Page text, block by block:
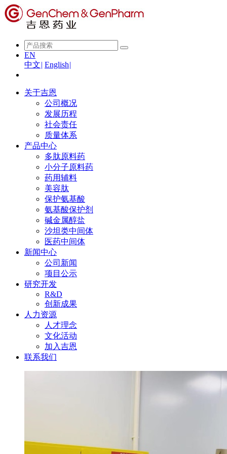
EN
中文| English|
关于吉恩
公司概况
发展历程
社会责任
质量体系
产品中心
多肽原料药
小分子原料药
药用辅料
美容肽
保护氨基酸
氨基酸保护剂
碱金属醇盐
沙坦类中间体
医药中间体
新闻中心
公司新闻
项目公示
研究开发
R&D
创新成果
人力资源
人才理念
文化活动
加入吉恩
联系我们